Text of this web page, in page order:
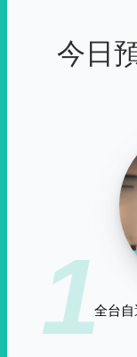
今日
1全台